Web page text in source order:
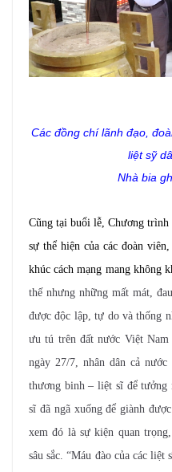
Các đồng chí lãnh đạo,
liệt sỹ
Nhà bia
Cũng tại buổi lễ, Chương trình
sự thể hiện của các đoàn
khúc cách mạng mang không
thế nhưng những mất mát,
được độc lập, tự do và thống
ưu tú trên đất nước Việt Nam
ngày 27/7, nhân dân cả
thương binh – liệt sĩ để tưởng
sĩ đã ngã xuống để giành
xem đó là sự kiện quan
sâu sắc. “Máu đào của các liệt